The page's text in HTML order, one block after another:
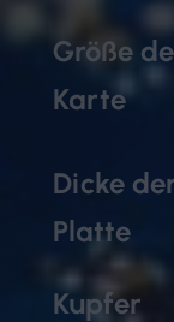
Größe
Karte
Dicke
Platte
Kupfer